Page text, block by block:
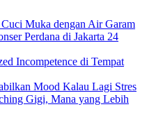
Muka dengan Air Garam
Perdana di Jakarta 24
Incompetence di Tempat
Mood Kalau Lagi Stres
Gigi, Mana yang Lebih